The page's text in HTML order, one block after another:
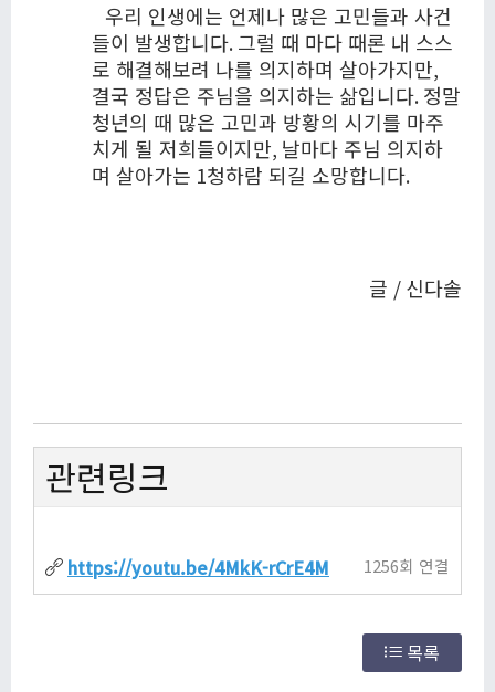
우리 인생에는 언제나 많은 고민들과 사건
들이 발생합니다.그럴 때 마다 때론 내 스스
로 해결해보려 나를 의지하며 살아가지만,
결국 정답은 주님을 의지하는 삶입니다.정말
청년의 때 많은 고민과 방황의 시기를 마주
치게 될 저희들이지만, 날마다 주님 의지하
며 살아가는 1청하람 되길 소망합니다.
글 /신다솔
관련링크
https://youtu.be/4MkK-rCrE4M 1256회 연결
목록